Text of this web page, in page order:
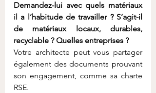
Demandez-lui avec quels matériaux
il a l’habitude de travailler ? S’agit-il
de matériaux locaux, durables,
recyclable ? Quelles entreprises ?
Votre architecte peut vous partager
également des documents prouvant
son engagement, comme sa charte
RSE.